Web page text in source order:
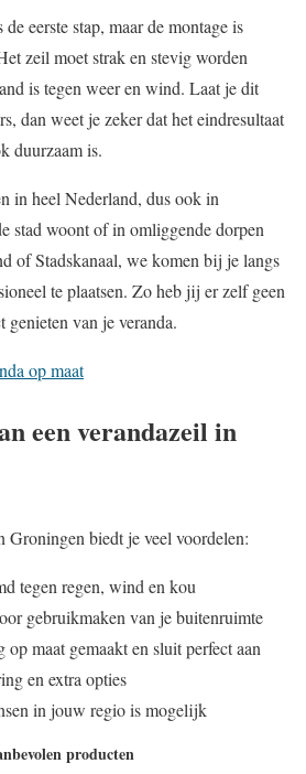
eerste stap, maar de montage is
zeil moet strak en stevig worden
is tegen weer en wind. Laat je dit
dan weet je zeker dat het eindresultaat
duurzaam is.
in heel Nederland, dus ook in
stad woont of in omliggende dorpen
of Stadskanaal, we komen bij je langs
te plaatsen. Zo heb jij er zelf geen
van je veranda.
op maat
een verandazeil in
Groningen biedt je veel voordelen:
tegen regen, wind en kou
gebruikmaken van je buitenruimte
maat gemaakt en sluit perfect aan
en extra opties
in jouw regio is mogelijk
producten